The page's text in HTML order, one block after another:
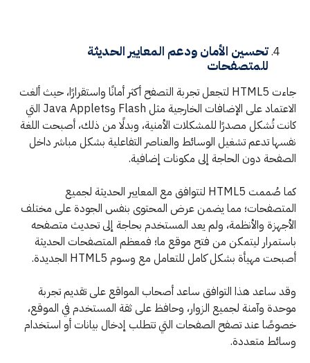
تحسين الأمان ودعم المعايير الحديثة
للمتصفحات
جاءت HTML5 لتجعل تجربة التصفح أكثر أمانًا واستقرارًا، حيث ألغت
الاعتماد على الإضافات الخارجية مثل Flash وJava Applets التي
كانت تُشكل مصدرًا للمشكلات الأمنية، وبدلًا من ذلك، أصبحت اللغة
نفسها تدعم تشغيل الوسائط والعناصر التفاعلية بشكل مباشر داخل
الصفحة دون الحاجة إلى مكونات إضافية.
كما صُممت HTML5 لتتوافق مع المعايير الحديثة لجميع
المتصفحات؛ مما يضمن عرض المحتوى بنفس الجودة على مختلف
الأجهزة والأنظمة، ولم يعد المستخدم بحاجة إلى تحديث متصفحه
باستمرار ليتمكن من فتح موقع ما؛ فمعظم المتصفحات الحديثة
أصبحت مهيأة بشكل كامل للتعامل مع وسوم HTML5 الجديدة.
وقد ساعد هذا التوافق ساعد أصحاب المواقع على تقديم تجربة
موحدة وآمنة لجميع الزوار، وحافظ على ثقة المستخدم في الموقع،
خصوصًا عند تصفح الصفحات التي تتطلب إدخال بيانات أو استخدام
وسائط متعددة.